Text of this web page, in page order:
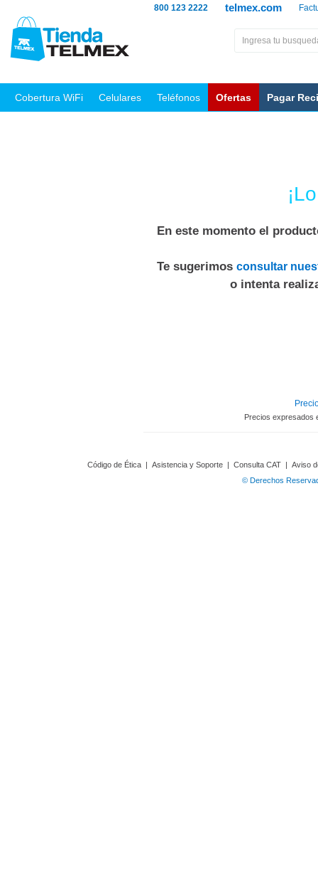
telmex.com
800 123 2222
Cobertura WiFi Celulares Teléfonos Ofertas Pagar
En este momento el
Te sugerimos consultar
o intenta
Precios expresados
Código de Ética | Asistencia y Soporte | Consulta CAT | Aviso
© Derechos